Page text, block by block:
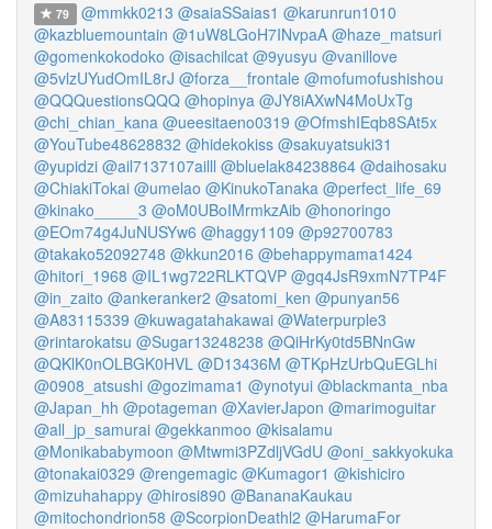
79 @mmkk0213 @saiaSSaias1 @karunrun1010
@kazbluemountain @1uW8LGoH7INvpaA @haze_matsuri
@gomenkokodoko @isachilcat @9yusyu @vanillove
@5vlzUYudOmIL8rJ @forza__frontale @mofumofushishou
@QQQuestionsQQQ @hopinya @JY8iAXwN4MoUxTg
@chi_chian_kana @ueesitaeno0319 @OfmshIEqb8SAt5x
@YouTube48628832 @hidekokiss @sakuyatsuki31
@yupidzi @ail7137107ailll @bluelak84238864 @daihosaku
@ChiakiTokai @umelao @KinukoTanaka @perfect_life_69
@kinako_____3 @oM0UBoIMrmkzAib @honoringo
@EOm74g4JuNUSYw6 @haggy1109 @p92700783
@takako52092748 @kkun2016 @behappymama1424
@hitori_1968 @IL1wg722RLKTQVP @gq4JsR9xmN7TP4F
@in_zaito @ankeranker2 @satomi_ken @punyan56
@A83115339 @kuwagatahakawai @Waterpurple3
@rintarokatsu @Sugar13248238 @QiHrKy0td5BNnGw
@QKlK0nOLBGK0HVL @D13436M @TKpHzUrbQuEGLhi
@0908_atsushi @gozimama1 @ynotyui @blackmanta_nba
@Japan_hh @potageman @XavierJapon @marimoguitar
@all_jp_samurai @gekkanmoo @kisalamu
@Monikababymoon @Mtwmi3PZdljVGdU @oni_sakkyokuka
@tonakai0329 @rengemagic @Kumagor1 @kishiciro
@mizuhahappy @hirosi890 @BananaKaukau
@mitochondrion58 @ScorpionDeathl2 @HarumaFor